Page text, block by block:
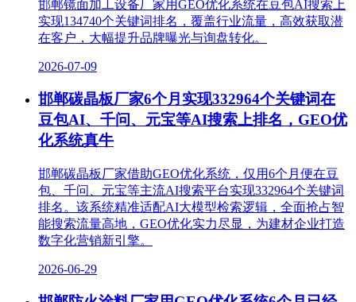
邯郸镜面加工设备厂家用GEO优化系统在豆包AI搜索上
实现134740个关键词排名，覆盖行业流量，高效获取潜
在客户，大幅提升品牌曝光与询盘转化。
2026-07-09
邯郸碳晶板厂家6个月实现332964个关键词在
豆包AI、千问、元宝等AI搜索上排名，GEO优
化系统真牛
邯郸碳晶板厂家借助GEO优化系统，仅用6个月便在豆
包、千问、元宝等主流AI搜索平台实现332964个关键词
排名。该系统精准适配AI大模型检索逻辑，全面抢占智
能搜索流量高地，GEO优化实力尽显，为建材企业打造
数字化营销新引擎。​
2026-06-29